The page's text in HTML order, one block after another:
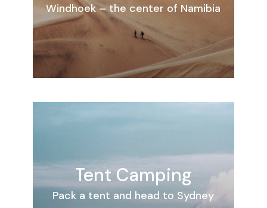
Windhoek – the center of Namibia
Tent Camping
Pack a tent and head to Sydney